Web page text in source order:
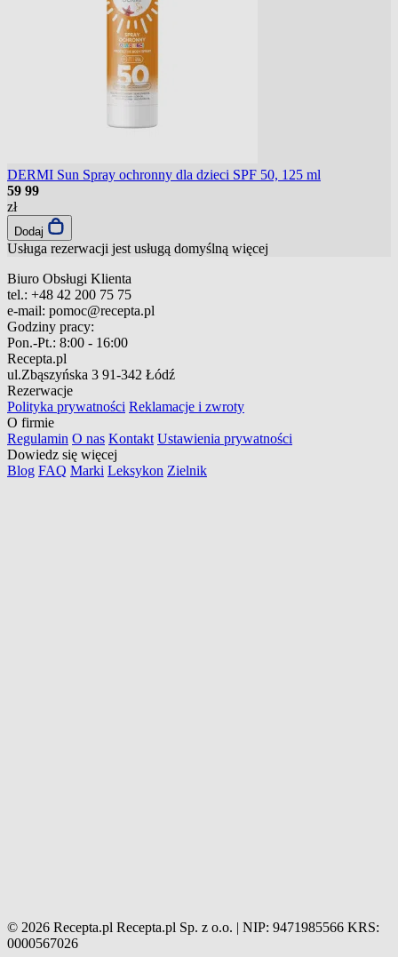
DERMI Sun Spray ochronny dla dzieci SPF 50, 125 ml
59 99
zł
Dodaj
Usługa rezerwacji jest usługą domyślną więcej
Biuro Obsługi Klienta
tel.: +48 42 200 75 75
e-mail: pomoc@recepta.pl
Godziny pracy:
Pon.-Pt.: 8:00 - 16:00
Recepta.pl
ul.Zbąszyńska 3 91-342 Łódź
Rezerwacje
Polityka prywatności Reklamacje i zwroty
O firmie
Regulamin O nas Kontakt Ustawienia prywatności
Dowiedz się więcej
Blog FAQ Marki Leksykon Zielnik
© 2026 Recepta.pl Recepta.pl Sp. z o.o. | NIP: 9471985566 KRS:
0000567026